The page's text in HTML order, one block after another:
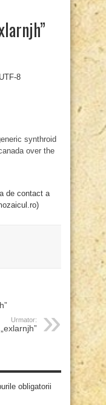
8
synthroid
over the
de contact a
Urmator:
obligatorii